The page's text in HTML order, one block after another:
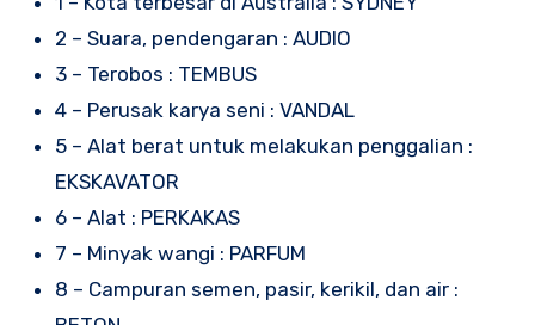
2 – Suara, pendengaran : AUDIO
3 – Terobos : TEMBUS
4 – Perusak karya seni : VANDAL
5 – Alat berat untuk melakukan penggalian :
EKSKAVATOR
6 – Alat : PERKAKAS
7 – Minyak wangi : PARFUM
8 – Campuran semen, pasir, kerikil, dan air :